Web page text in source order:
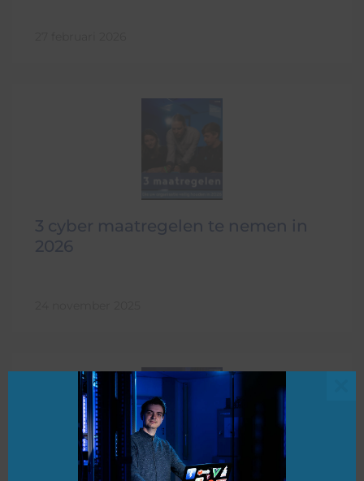
3 cyber maatregelen te nemen in
2026